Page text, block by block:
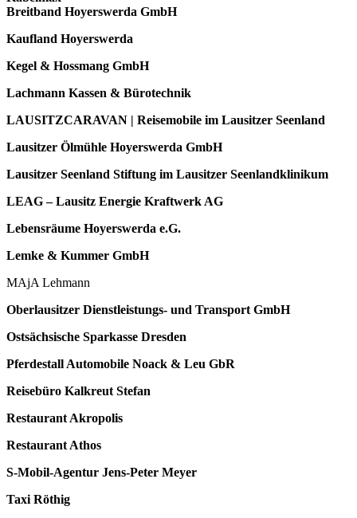
Breitband Hoyerswerda GmbH
Kaufland Hoyerswerda
Kegel & Hossmang GmbH
Lachmann Kassen & Bürotechnik
LAUSITZCARAVAN | Reisemobile im Lausitzer Seenland
Lausitzer Ölmühle Hoyerswerda GmbH
Lausitzer Seenland Stiftung im Lausitzer Seenlandklinikum
LEAG – Lausitz Energie Kraftwerk AG
Lebensräume Hoyerswerda e.G.
Lemke & Kummer GmbH
MAjA Lehmann
Oberlausitzer Dienstleistungs- und Transport GmbH
Ostsächsische Sparkasse Dresden
Pferdestall Automobile Noack & Leu GbR
Reisebüro Kalkreut Stefan
Restaurant Akropolis
Restaurant Athos
S-Mobil-Agentur Jens-Peter Meyer
Taxi Röthig